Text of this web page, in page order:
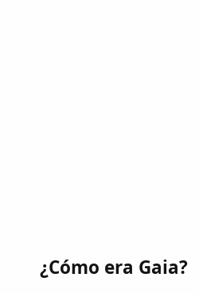
¿Cómo era Gaia?